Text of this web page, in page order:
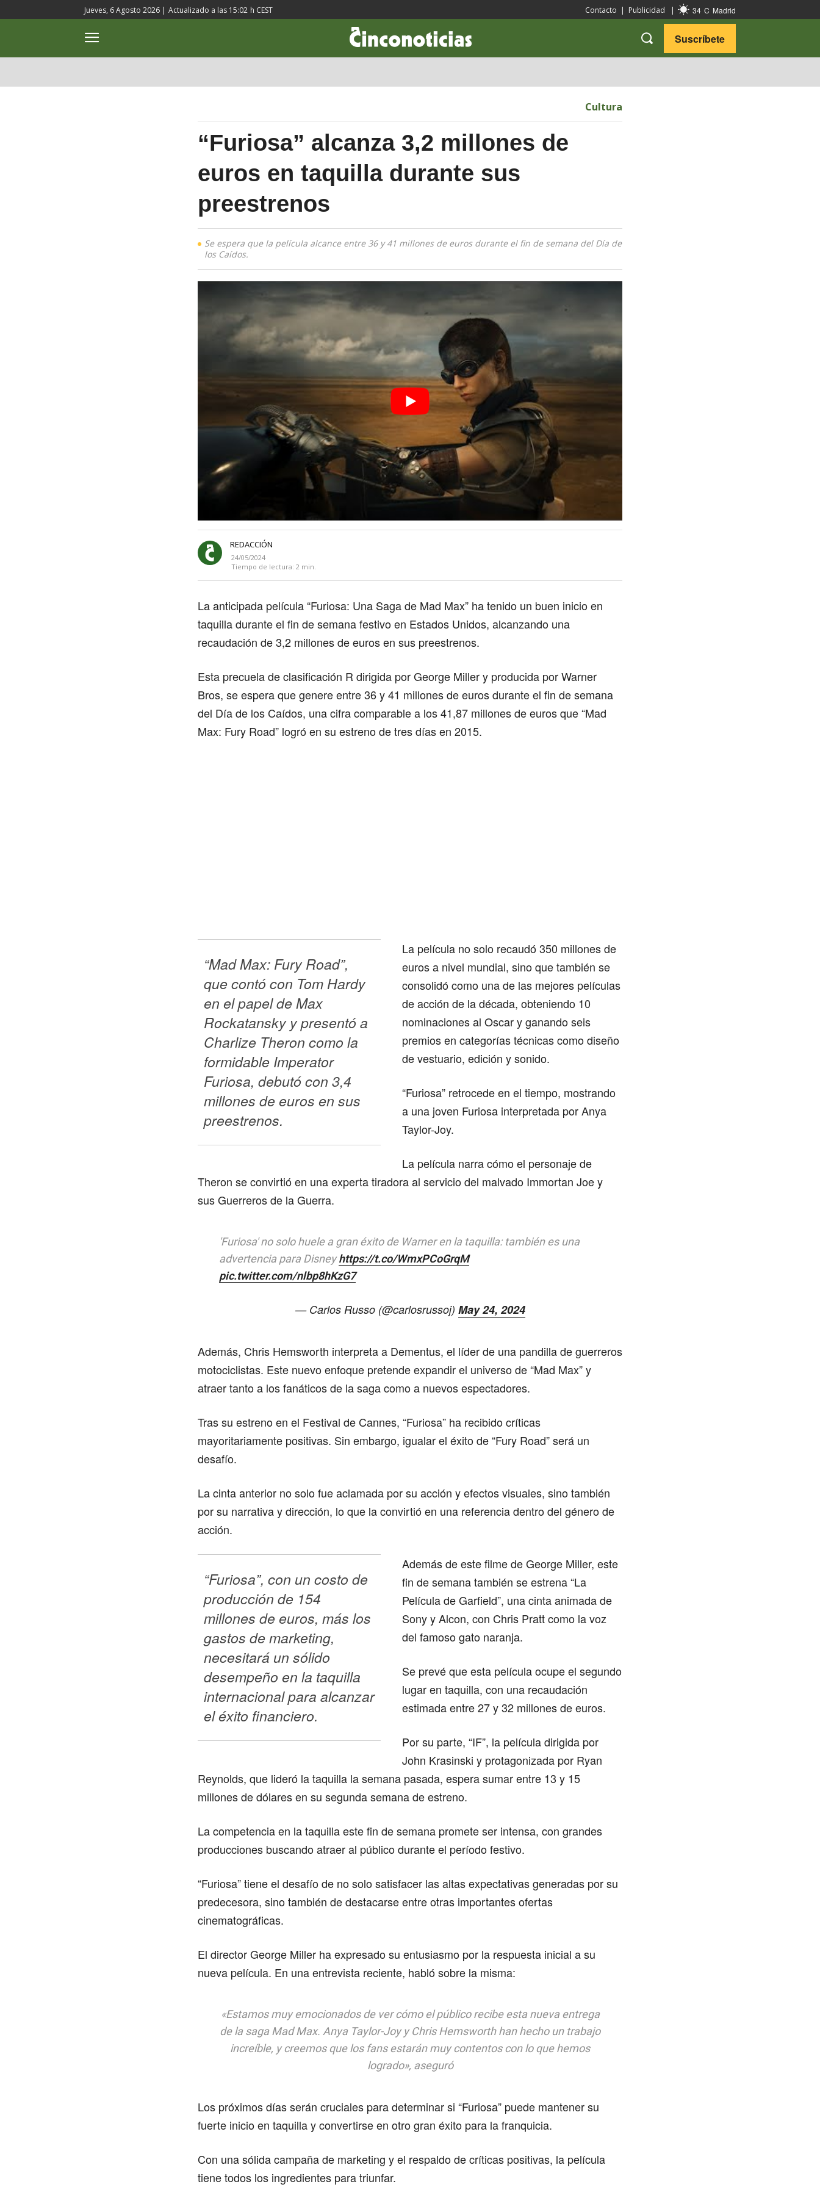
Jueves, 6 Agosto 2026 | Actualizado a las 15:02 h CEST Contacto | Publicidad | 34 C Madrid
Suscríbete
Cultura
“Furiosa” alcanza 3,2 millones de
euros en taquilla durante sus
preestrenos
Se espera que la película alcance entre 36 y 41 millones de euros durante el fin de semana del Día de
los Caídos.
REDACCIÓN
24/05/2024
Tiempo de lectura: 2 min.
La anticipada película “Furiosa: Una Saga de Mad Max” ha tenido un buen inicio en
taquilla durante el fin de semana festivo en Estados Unidos, alcanzando una
recaudación de 3,2 millones de euros en sus preestrenos.
Esta precuela de clasificación R dirigida por George Miller y producida por Warner
Bros, se espera que genere entre 36 y 41 millones de euros durante el fin de semana
del Día de los Caídos, una cifra comparable a los 41,87 millones de euros que “Mad
Max: Fury Road” logró en su estreno de tres días en 2015.
“Mad Max: Fury Road”,
que contó con Tom Hardy
en el papel de Max
Rockatansky y presentó a
Charlize Theron como la
formidable Imperator
Furiosa, debutó con 3,4
millones de euros en sus
preestrenos.
La película no solo recaudó 350 millones de
euros a nivel mundial, sino que también se
consolidó como una de las mejores películas
de acción de la década, obteniendo 10
nominaciones al Oscar y ganando seis
premios en categorías técnicas como diseño
de vestuario, edición y sonido.
“Furiosa” retrocede en el tiempo, mostrando
a una joven Furiosa interpretada por Anya
Taylor-Joy.
La película narra cómo el personaje de
Theron se convirtió en una experta tiradora al servicio del malvado Immortan Joe y
sus Guerreros de la Guerra.
'Furiosa' no solo huele a gran éxito de Warner en la taquilla: también es una
advertencia para Disneyhttps://t.co/WmxPCoGrqM
pic.twitter.com/nlbp8hKzG7
— Carlos Russo (@carlosrussoj) May 24, 2024
Además, Chris Hemsworth interpreta a Dementus, el líder de una pandilla de guerreros
motociclistas. Este nuevo enfoque pretende expandir el universo de “Mad Max” y
atraer tanto a los fanáticos de la saga como a nuevos espectadores.
Tras su estreno en el Festival de Cannes, “Furiosa” ha recibido críticas
mayoritariamente positivas. Sin embargo, igualar el éxito de “Fury Road” será un
desafío.
La cinta anterior no solo fue aclamada por su acción y efectos visuales, sino también
por su narrativa y dirección, lo que la convirtió en una referencia dentro del género de
acción.
“Furiosa”, con un costo de
producción de 154
millones de euros, más los
gastos de marketing,
necesitará un sólido
desempeño en la taquilla
internacional para alcanzar
el éxito financiero.
Además de este filme de George Miller, este
fin de semana también se estrena “La
Película de Garfield”, una cinta animada de
Sony y Alcon, con Chris Pratt como la voz
del famoso gato naranja.
Se prevé que esta película ocupe el segundo
lugar en taquilla, con una recaudación
estimada entre 27 y 32 millones de euros.
Por su parte, “IF”, la película dirigida por
John Krasinski y protagonizada por Ryan
Reynolds, que lideró la taquilla la semana pasada, espera sumar entre 13 y 15
millones de dólares en su segunda semana de estreno.
La competencia en la taquilla este fin de semana promete ser intensa, con grandes
producciones buscando atraer al público durante el período festivo.
“Furiosa” tiene el desafío de no solo satisfacer las altas expectativas generadas por su
predecesora, sino también de destacarse entre otras importantes ofertas
cinematográficas.
El director George Miller ha expresado su entusiasmo por la respuesta inicial a su
nueva película. En una entrevista reciente, habló sobre la misma:
«Estamos muy emocionados de ver cómo el público recibe esta nueva entrega
de la saga Mad Max. Anya Taylor-Joy y Chris Hemsworth han hecho un trabajo
increíble, y creemos que los fans estarán muy contentos con lo que hemos
logrado», aseguró
Los próximos días serán cruciales para determinar si “Furiosa” puede mantener su
fuerte inicio en taquilla y convertirse en otro gran éxito para la franquicia.
Con una sólida campaña de marketing y el respaldo de críticas positivas, la película
tiene todos los ingredientes para triunfar.